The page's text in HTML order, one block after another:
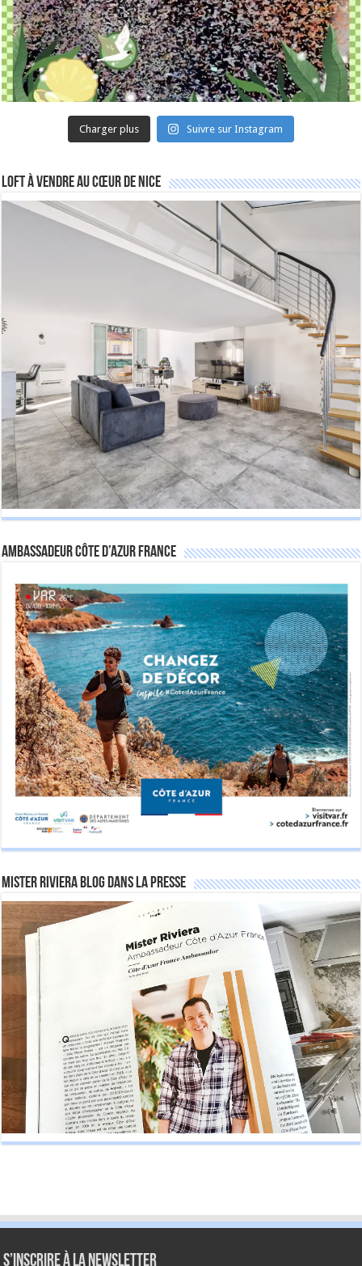
Charger plus Suivre sur Instagram
Loft à vendre au cœur de Nice
Ambassadeur Côte d’Azur France
Mister Riviera Blog dans la Presse
S’inscrire à la newsletter